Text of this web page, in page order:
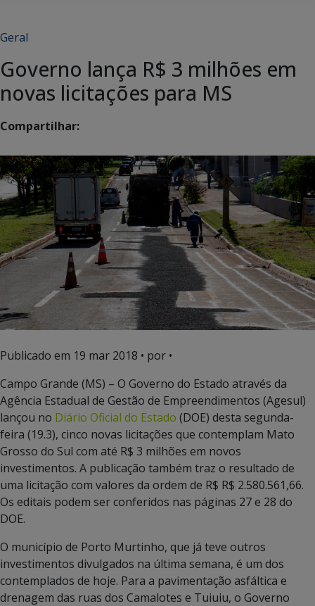
Geral
Governo lança R$ 3 milhões em
novas licitações para MS
Compartilhar:
Publicado em 19 mar 2018 • por •
Campo Grande (MS) – O Governo do Estado através da
Agência Estadual de Gestão de Empreendimentos (Agesul)
lançou no Diário Oficial do Estado (DOE) desta segunda-
feira (19.3), cinco novas licitações que contemplam Mato
Grosso do Sul com até R$ 3 milhões em novos
investimentos. A publicação também traz o resultado de
uma licitação com valores da ordem de R$ R$ 2.580.561,66.
Os editais podem ser conferidos nas páginas 27 e 28 do
DOE.
O município de Porto Murtinho, que já teve outros
investimentos divulgados na última semana, é um dos
contemplados de hoje. Para a pavimentação asfáltica e
drenagem das ruas dos Camalotes e Tuiuiu, o Governo